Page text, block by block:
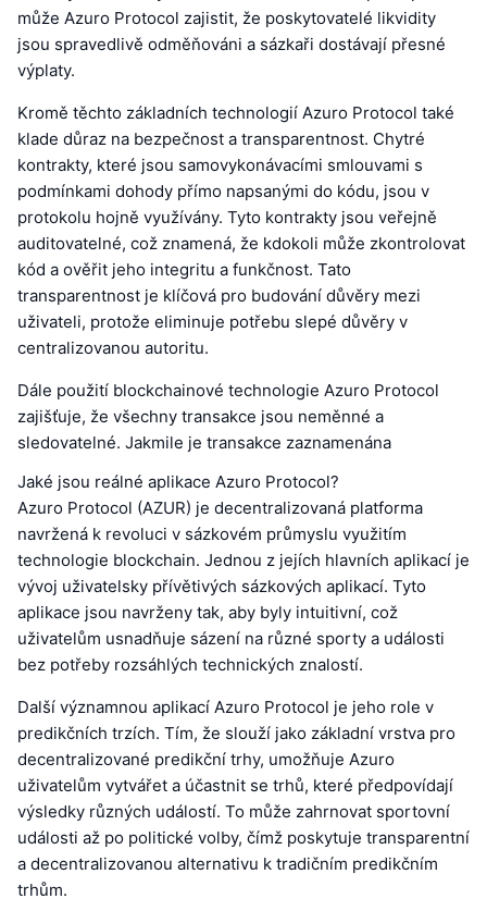
může Azuro Protocol zajistit, že poskytovatelé likvidity
jsou spravedlivě odměňováni a sázkaři dostávají přesné
výplaty.
Kromě těchto základních technologií Azuro Protocol také
klade důraz na bezpečnost a transparentnost. Chytré
kontrakty, které jsou samovykonávacími smlouvami s
podmínkami dohody přímo napsanými do kódu, jsou v
protokolu hojně využívány. Tyto kontrakty jsou veřejně
auditovatelné, což znamená, že kdokoli může zkontrolovat
kód a ověřit jeho integritu a funkčnost. Tato
transparentnost je klíčová pro budování důvěry mezi
uživateli, protože eliminuje potřebu slepé důvěry v
centralizovanou autoritu.
Dále použití blockchainové technologie Azuro Protocol
zajišťuje, že všechny transakce jsou neměnné a
sledovatelné. Jakmile je transakce zaznamenána
Jaké jsou reálné aplikace Azuro Protocol?
Azuro Protocol (AZUR) je decentralizovaná platforma
navržená k revoluci v sázkovém průmyslu využitím
technologie blockchain. Jednou z jejích hlavních aplikací je
vývoj uživatelsky přívětivých sázkových aplikací. Tyto
aplikace jsou navrženy tak, aby byly intuitivní, což
uživatelům usnadňuje sázení na různé sporty a události
bez potřeby rozsáhlých technických znalostí.
Další významnou aplikací Azuro Protocol je jeho role v
predikčních trzích. Tím, že slouží jako základní vrstva pro
decentralizované predikční trhy, umožňuje Azuro
uživatelům vytvářet a účastnit se trhů, které předpovídají
výsledky různých událostí. To může zahrnovat sportovní
události až po politické volby, čímž poskytuje transparentní
a decentralizovanou alternativu k tradičním predikčním
trhům.